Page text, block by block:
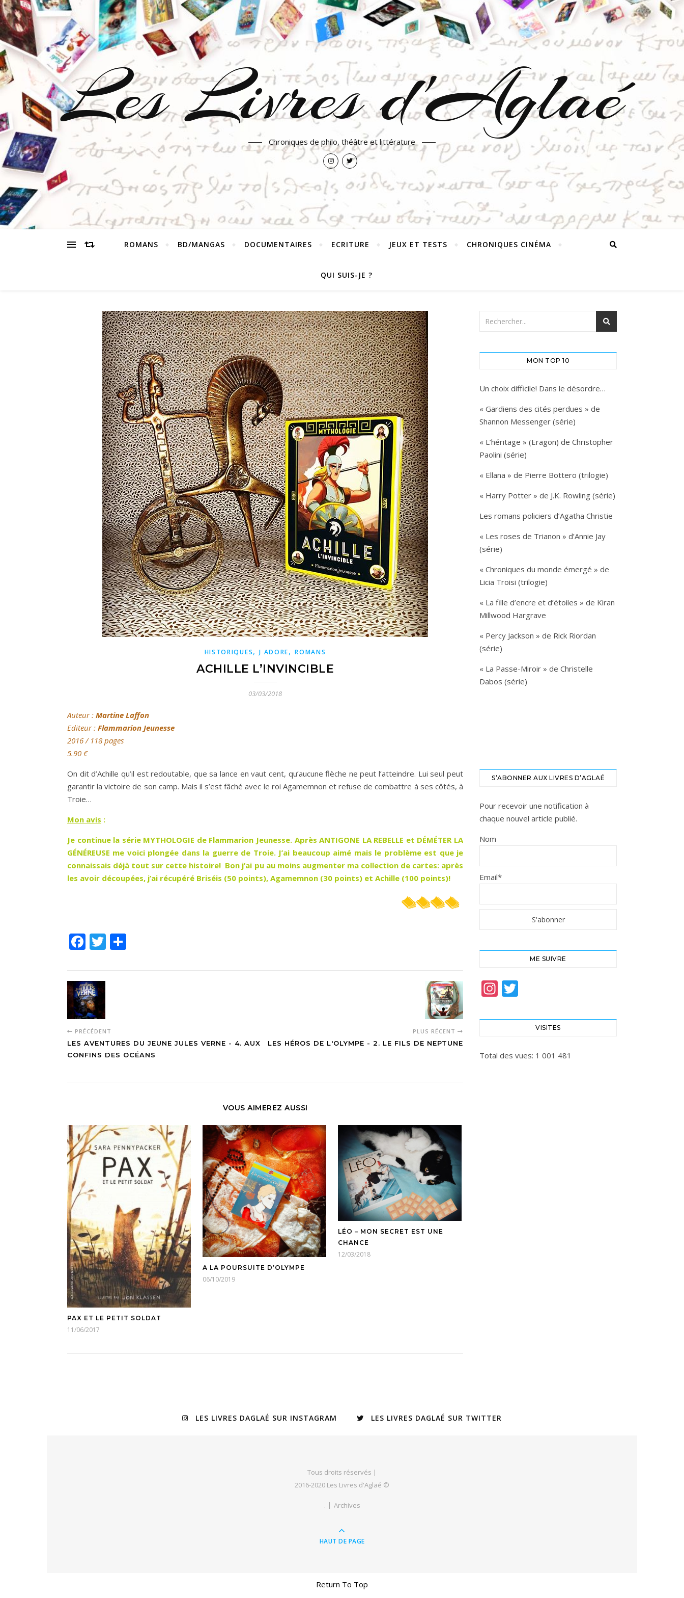
Les Livres d'Aglaé
Chroniques de philo, théâtre et littérature
ROMANS BD/MANGAS DOCUMENTAIRES ECRITURE JEUX ET TESTS CHRONIQUES CINÉMA
QUI SUIS-JE ?
HISTORIQUES,J ADORE,ROMANS
ACHILLE L’INVINCIBLE
03/03/2018
Auteur: Martine Laffon
Editeur : Flammarion Jeunesse
2016 / 118 pages
5.90 €
On dit d’Achille qu’il est redoutable, que sa lance en vaut cent, qu’aucune flèche ne peut l’atteindre. Lui seul peut
garantir la victoire de son camp. Mais il s’est fâché avec le roi Agamemnon et refuse de combattre à ses côtés, à
Troie…
Mon avis :
Je continue la série MYTHOLOGIE de Flammarion Jeunesse. Après ANTIGONE LA REBELLE et DÉMÉTER LA
GÉNÉREUSE me voici plongée dans la guerre de Troie. J’ai beaucoup aimé mais le problème est que je
connaissais déjà tout sur cette histoire! Bon j’ai pu au moins augmenter ma collection de cartes: après
les avoir découpées, j’ai récupéré Briséis (50 points), Agamemnon (30 points) et Achille (100 points)!
Facebook
Twitter
PRÉCÉDENT
LES AVENTURES DU JEUNE JULES VERNE - 4. AUX
CONFINS DES OCÉANS
PLUS RÉCENT
LES HÉROS DE L'OLYMPE - 2. LE FILS DE NEPTUNE
VOUS AIMEREZ AUSSI
PAX ET LE PETIT SOLDAT
11/06/2017
A LA POURSUITE D’OLYMPE
06/10/2019
LÉO – MON SECRET EST UNE
CHANCE
12/03/2018
MON TOP 10
Un choix difficile! Dans le désordre…
« Gardiens des cités perdues » de
Shannon Messenger (série)
« L’héritage » (Eragon) de Christopher
Paolini (série)
« Ellana » de Pierre Bottero (trilogie)
« Harry Potter » de J.K. Rowling (série)
Les romans policiers d’Agatha Christie
« Les roses de Trianon » d’Annie Jay
(série)
« Chroniques du monde émergé » de
Licia Troisi (trilogie)
« La fille d’encre et d’étoiles » de Kiran
Millwood Hargrave
« Percy Jackson » de Rick Riordan
(série)
« La Passe-Miroir » de Christelle
Dabos (série)
S’ABONNER AUX LIVRES D’AGLAÉ
Pour recevoir une notification à
chaque nouvel article publié.
Nom
Email*
ME SUIVRE
Instagram
VISITES
Total des vues: 1 001 481
LES LIVRES DAGLAÉ SUR INSTAGRAM LES LIVRES DAGLAÉ SUR TWITTER
Tous droits réservés |
2016-2020 Les Livres d'Aglaé ©
. Archives
HAUT DE PAGE
Return To Top